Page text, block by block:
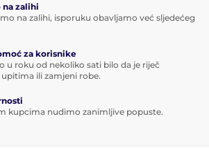
na zalihi
na zalihi, isporuku obavljamo već sljedećeg
za korisnike
u roku od nekoliko sati bilo da je riječ
ili zamjeni robe.
kupcima nudimo zanimljive popuste.